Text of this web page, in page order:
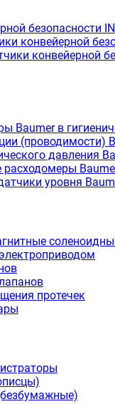
безопасности
конвейерной
конвейерной
Baumer в
(проводимости)
давления
расходомеры
уровня
протечек